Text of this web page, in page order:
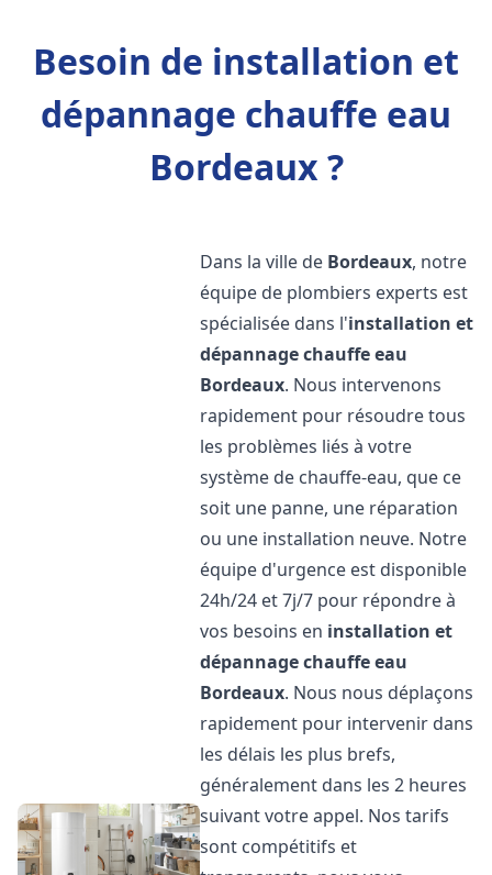
Besoin de installation et
dépannage chauffe eau
Bordeaux ?
Dans la ville de Bordeaux, notre
équipe de plombiers experts est
spécialisée dans l'installation et
dépannage chauffe eau
Bordeaux. Nous intervenons
rapidement pour résoudre tous
les problèmes liés à votre
système de chauffe-eau, que ce
soit une panne, une réparation
ou une installation neuve. Notre
équipe d'urgence est disponible
24h/24 et 7j/7 pour répondre à
vos besoins en installation et
dépannage chauffe eau
Bordeaux. Nous nous déplaçons
rapidement pour intervenir dans
les délais les plus brefs,
généralement dans les 2 heures
suivant votre appel. Nos tarifs
sont compétitifs et